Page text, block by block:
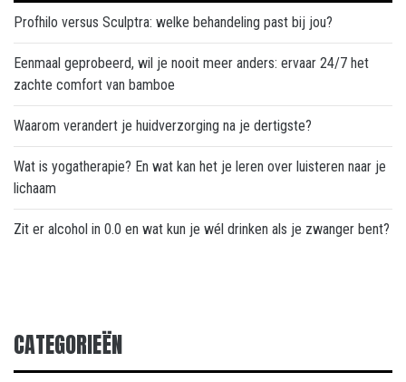
Profhilo versus Sculptra: welke behandeling past bij jou?
Eenmaal geprobeerd, wil je nooit meer anders: ervaar 24/7 het
zachte comfort van bamboe
Waarom verandert je huidverzorging na je dertigste?
Wat is yogatherapie? En wat kan het je leren over luisteren naar je
lichaam
Zit er alcohol in 0.0 en wat kun je wél drinken als je zwanger bent?
CATEGORIEËN